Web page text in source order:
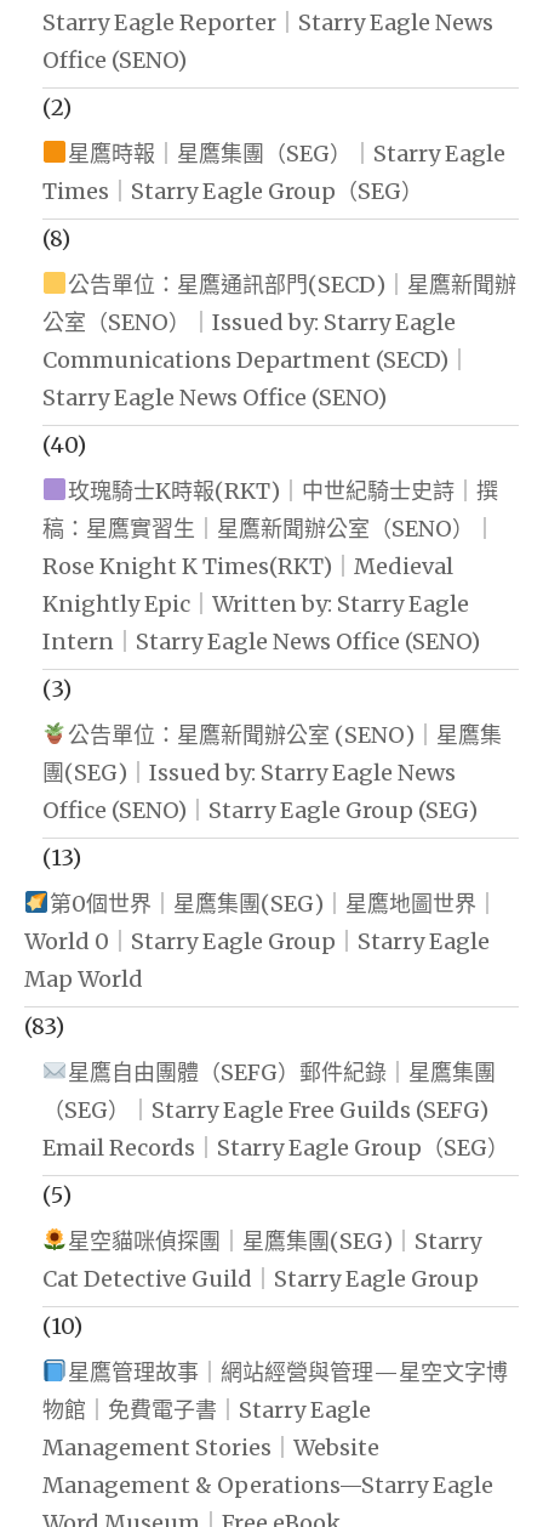
Starry Eagle Reporter｜Starry Eagle News
Office (SENO)
(2)
星鷹時報｜星鷹集團（SEG）｜Starry Eagle
Times｜Starry Eagle Group（SEG）
(8)
公告單位：星鷹通訊部門(SECD)｜星鷹新聞辦
公室（SENO）｜Issued by: Starry Eagle
Communications Department (SECD)｜
Starry Eagle News Office (SENO)
(40)
玫瑰騎士K時報(RKT)｜中世紀騎士史詩｜撰
稿：星鷹實習生｜星鷹新聞辦公室（SENO）｜
Rose Knight K Times(RKT)｜Medieval
Knightly Epic｜Written by: Starry Eagle
Intern｜Starry Eagle News Office (SENO)
(3)
公告單位：星鷹新聞辦公室 (SENO)｜星鷹集
團(SEG)｜Issued by: Starry Eagle News
Office (SENO)｜Starry Eagle Group (SEG)
(13)
第0個世界｜星鷹集團(SEG)｜星鷹地圖世界｜
World 0｜Starry Eagle Group｜Starry Eagle
Map World
(83)
星鷹自由團體（SEFG）郵件紀錄｜星鷹集團
（SEG）｜Starry Eagle Free Guilds (SEFG)
Email Records｜Starry Eagle Group（SEG）
(5)
星空貓咪偵探團｜星鷹集團(SEG)｜Starry
Cat Detective Guild｜Starry Eagle Group
(10)
星鷹管理故事｜網站經營與管理—星空文字博
物館｜免費電子書｜Starry Eagle
Management Stories｜Website
Management & Operations—Starry Eagle